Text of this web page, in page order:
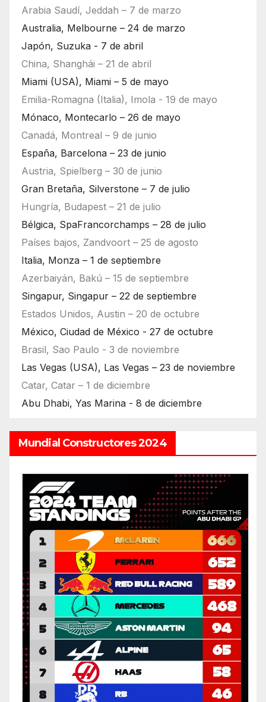
Arabia Saudí, Jeddah – 7 de marzo
Australia, Melbourne – 24 de marzo
Japón, Suzuka - 7 de abril
China, Shanghái – 21 de abril
Miami (USA), Miami – 5 de mayo
Emilia-Romagna (Italia), Imola - 19 de mayo
Mónaco, Montecarlo – 26 de mayo
Canadá, Montreal – 9 de junio
España, Barcelona – 23 de junio
Austria, Spielberg – 30 de junio
Gran Bretaña, Silverstone – 7 de julio
Hungría, Budapest – 21 de julio
Bélgica, SpaFrancorchamps – 28 de julio
Países bajos, Zandvoort – 25 de agosto
Italia, Monza – 1 de septiembre
Azerbaiyán, Bakú – 15 de septiembre
Singapur, Singapur – 22 de septiembre
Estados Unidos, Austin – 20 de octubre
México, Ciudad de México - 27 de octubre
Brasil, Sao Paulo - 3 de noviembre
Las Vegas (USA), Las Vegas – 23 de noviembre
Catar, Catar – 1 de diciembre
Abu Dhabi, Yas Marina - 8 de diciembre
Mundial Constructores 2024